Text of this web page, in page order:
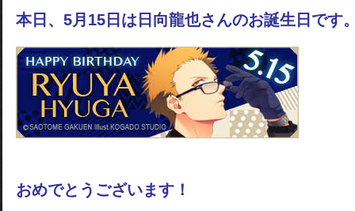
本日、5月15日は日向龍也さんのお誕生日です
おめでとうございます！